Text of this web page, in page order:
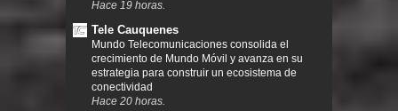
Hace 19 horas.
Tele Cauquenes
Mundo Telecomunicaciones consolida el
crecimiento de Mundo Móvil y avanza en su
estrategia para construir un ecosistema de
conectividad
Hace 20 horas.